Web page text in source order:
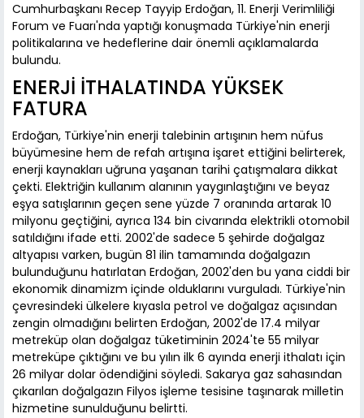
Cumhurbaşkanı Recep Tayyip Erdoğan, 11. Enerji Verimliliği
Forum ve Fuarı'nda yaptığı konuşmada Türkiye'nin enerji
politikalarına ve hedeflerine dair önemli açıklamalarda
bulundu.
ENERJİ İTHALATINDA YÜKSEK
FATURA
Erdoğan, Türkiye'nin enerji talebinin artışının hem nüfus
büyümesine hem de refah artışına işaret ettiğini belirterek,
enerji kaynakları uğruna yaşanan tarihi çatışmalara dikkat
çekti. Elektriğin kullanım alanının yaygınlaştığını ve beyaz
eşya satışlarının geçen sene yüzde 7 oranında artarak 10
milyonu geçtiğini, ayrıca 134 bin civarında elektrikli otomobil
satıldığını ifade etti. 2002'de sadece 5 şehirde doğalgaz
altyapısı varken, bugün 81 ilin tamamında doğalgazın
bulunduğunu hatırlatan Erdoğan, 2002'den bu yana ciddi bir
ekonomik dinamizm içinde olduklarını vurguladı. Türkiye'nin
çevresindeki ülkelere kıyasla petrol ve doğalgaz açısından
zengin olmadığını belirten Erdoğan, 2002'de 17.4 milyar
metreküp olan doğalgaz tüketiminin 2024'te 55 milyar
metreküpe çıktığını ve bu yılın ilk 6 ayında enerji ithalatı için
26 milyar dolar ödendiğini söyledi. Sakarya gaz sahasından
çıkarılan doğalgazın Filyos işleme tesisine taşınarak milletin
hizmetine sunulduğunu belirtti.